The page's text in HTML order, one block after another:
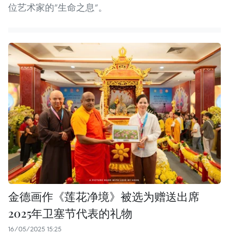
位艺术家的“生命之息”。
金德画作《莲花净境》被选为赠送出席
2025年卫塞节代表的礼物
16/05/2025 15:25